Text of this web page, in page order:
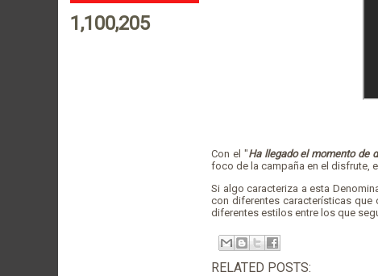
1,100,205
Con el "Ha llegado el momento de
foco de la campaña en el disfrute,
Si algo caracteriza a esta
con diferentes características que
diferentes estilos entre los que
RELATED POSTS: